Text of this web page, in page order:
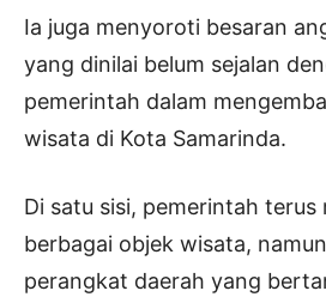
Ia juga menyoroti besaran
yang dinilai belum sejalan
pemerintah dalam
wisata di Kota Samarinda.
Di satu sisi, pemerintah terus
berbagai objek wisata,
perangkat daerah yang